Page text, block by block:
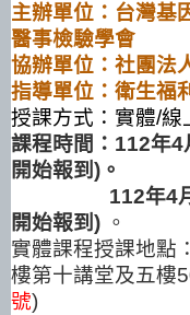
主辦單位：台灣基
醫事檢驗學會
協辦單位：社團法
指導單位：衛生福
授課方式：實體/線
課程時間： 112年4
開始報到 ) 。
112年4
開始報到 ) 。
實體課程授課地點
樓第十講堂及五樓
號)